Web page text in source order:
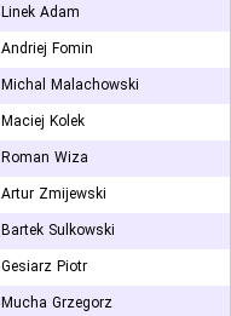
Linek Adam
Andriej Fomin
Michal Malachowski
Maciej Kolek
Roman Wiza
Artur Zmijewski
Bartek Sulkowski
Gesiarz Piotr
Mucha Grzegorz